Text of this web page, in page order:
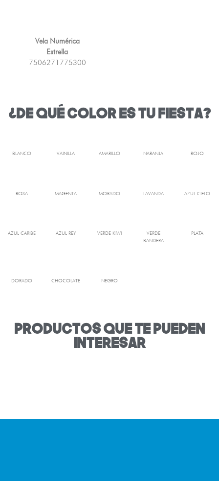
Vela Numérica
Estrella
7506271775300
¿DE QUÉ COLOR ES TU FIESTA?
BLANCO VAINILLA AMARILLO NARANJA ROJO
ROSA MAGENTA MORADO LAVANDA AZUL CIELO
AZUL CARIBE AZUL REY VERDE KIWI
VERDE
BANDERA
PLATA
DORADO CHOCOLATE NEGRO
productos que te pueden
interesar